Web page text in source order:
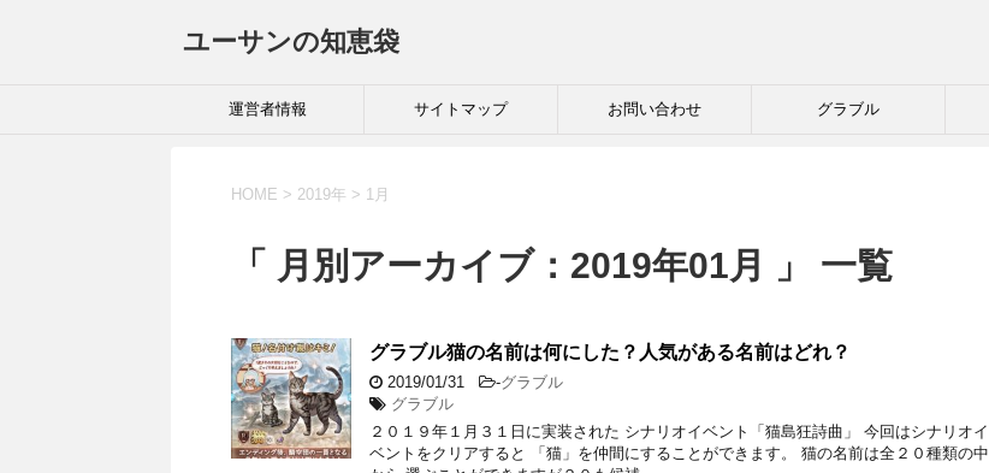
ユーサンの知恵袋
運営者情報 サイトマップ お問い合わせ グラブル
HOME > 2019年 > 1月
「 月別アーカイブ：2019年01月 」 一覧
グラブル猫の名前は何にした？人気がある名前はどれ？
2019/01/31 -グラブル
グラブル
２０１９年１月３１日に実装された シナリオイベント「猫島狂詩曲」 今回はシナリオイ
ベントをクリアすると 「猫」を仲間にすることができます。 猫の名前は全２０種類の中